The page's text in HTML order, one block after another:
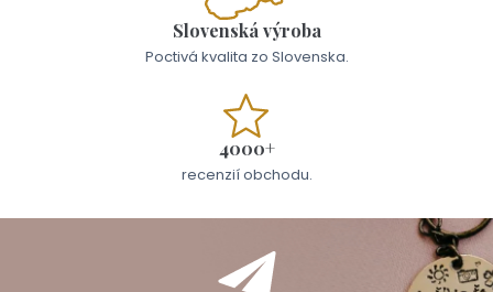
Slovenská výroba
Poctivá kvalita zo Slovenska.
4000+
recenzií obchodu.